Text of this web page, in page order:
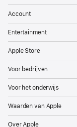
Account
Entertainment
Apple Store
Voor bedrijven
Voor het onderwijs
Waarden van Apple
Over Apple